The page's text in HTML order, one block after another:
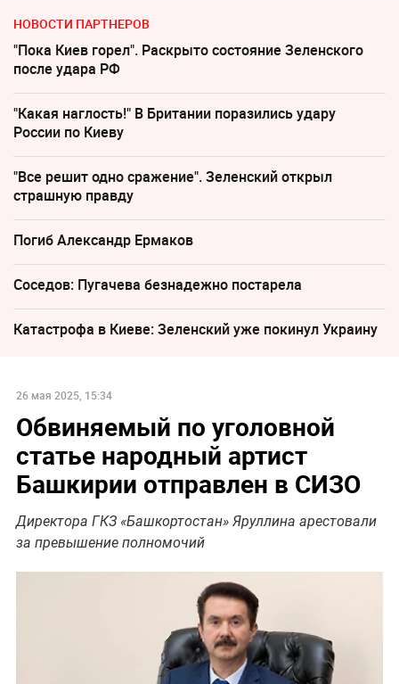
НОВОСТИ ПАРТНЕРОВ
"Пока Киев горел". Раскрыто состояние Зеленского
после удара РФ
"Какая наглость!" В Британии поразились удару
России по Киеву
"Все решит одно сражение". Зеленский открыл
страшную правду
Погиб Александр Ермаков
Соседов: Пугачева безнадежно постарела
Катастрофа в Киеве: Зеленский уже покинул Украину
26 мая 2025, 15:34
Обвиняемый по уголовной
статье народный артист
Башкирии отправлен в СИЗО
Директора ГКЗ «Башкортостан» Яруллина арестовали
за превышение полномочий